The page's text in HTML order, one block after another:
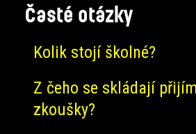
Časté otázky
Kolik stojí školné?
Z čeho se skládají
zkoušky?